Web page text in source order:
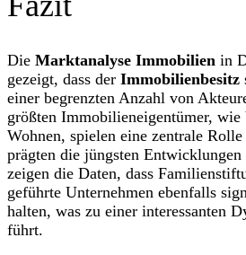
Die Marktanalyse Immobilien in
gezeigt, dass der Immobilienbesitz
einer begrenzten Anzahl von
größten Immobilieneigentümer, wie
Wohnen, spielen eine zentrale
prägten die jüngsten
zeigen die Daten, dass
geführte Unternehmen ebenfalls
halten, was zu einer interessanten
führt.